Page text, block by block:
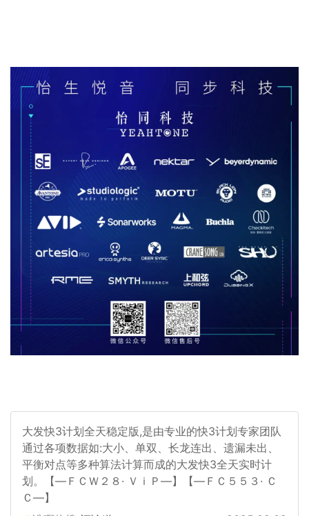
大发快3计划全天稳定版,是由专业的快3计划专家团队
通过各项数据如:大小、单双、长龙连出、遗漏未出、
平衡对点等多种算法计算而成的大发快3全天实时计
划。【—ＦＣＷ２８· ＶｉＰ—】【—ＦＣ５５３· Ｃ
Ｃ—】